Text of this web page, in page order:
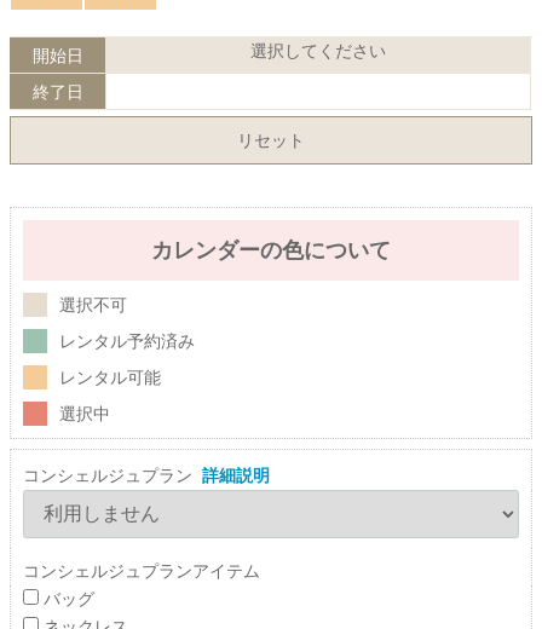
開始日 選択してください
終了日
リセット
カレンダーの色について
選択不可
レンタル予約済み
レンタル可能
選択中
コンシェルジュプラン 詳細説明
コンシェルジュプランアイテム
バッグ